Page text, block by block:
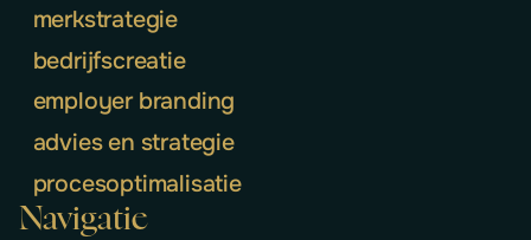
merkstrategie
bedrijfscreatie
employer branding
advies en strategie
procesoptimalisatie
Navigatie